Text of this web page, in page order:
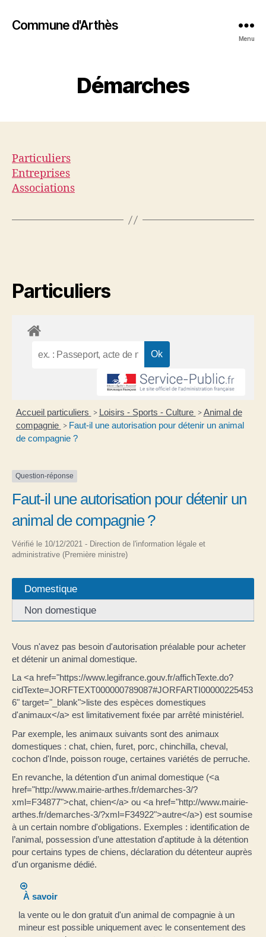
Commune d'Arthès
Menu
Démarches
Particuliers
Entreprises
Associations
Particuliers
Accueil particuliers > Loisirs - Sports - Culture > Animal de
compagnie > Faut-il une autorisation pour détenir un animal
de compagnie ?
Question-réponse
Faut-il une autorisation pour détenir un
animal de compagnie ?
Vérifié le 10/12/2021 - Direction de l'information légale et
administrative (Première ministre)
Domestique
Non domestique
Vous n'avez pas besoin d'autorisation préalable pour acheter
et détenir un animal domestique.
La <a href="https://www.legifrance.gouv.fr/affichTexte.do?
cidTexte=JORFTEXT000000789087#JORFARTI00000225453
6" target="_blank">liste des espèces domestiques
d'animaux</a> est limitativement fixée par arrêté ministériel.
Par exemple, les animaux suivants sont des animaux
domestiques : chat, chien, furet, porc, chinchilla, cheval,
cochon d'Inde, poisson rouge, certaines variétés de perruche.
En revanche, la détention d'un animal domestique (<a
href="http://www.mairie-arthes.fr/demarches-3/?
xml=F34877">chat, chien</a> ou <a href="http://www.mairie-
arthes.fr/demarches-3/?xml=F34922">autre</a>) est soumise
à un certain nombre d'obligations. Exemples : identification de
l’animal, possession d’une attestation d'aptitude à la détention
pour certains types de chiens, déclaration du détenteur auprès
d'un organisme dédié.
À savoir
la vente ou le don gratuit d'un animal de compagnie à un
mineur est possible uniquement avec le consentement des